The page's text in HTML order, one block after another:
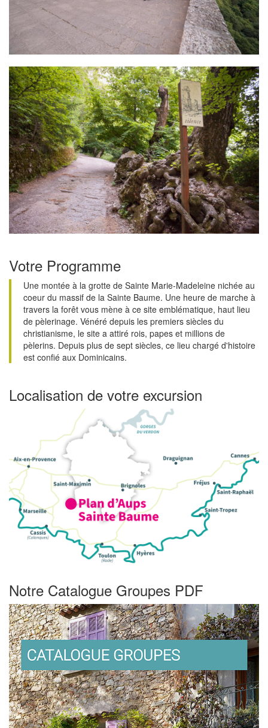
Votre Programme
Une montée à la grotte de Sainte Marie-Madeleine nichée au
coeur du massif de la Sainte Baume. Une heure de marche à
travers la forêt vous mène à ce site emblématique, haut lieu
de pèlerinage. Vénéré depuis les premiers siècles du
christianisme, le site a attiré rois, papes et millions de
pèlerins. Depuis plus de sept siècles, ce lieu chargé d'histoire
est confié aux Dominicains.
Localisation de votre excursion
Notre Catalogue Groupes PDF